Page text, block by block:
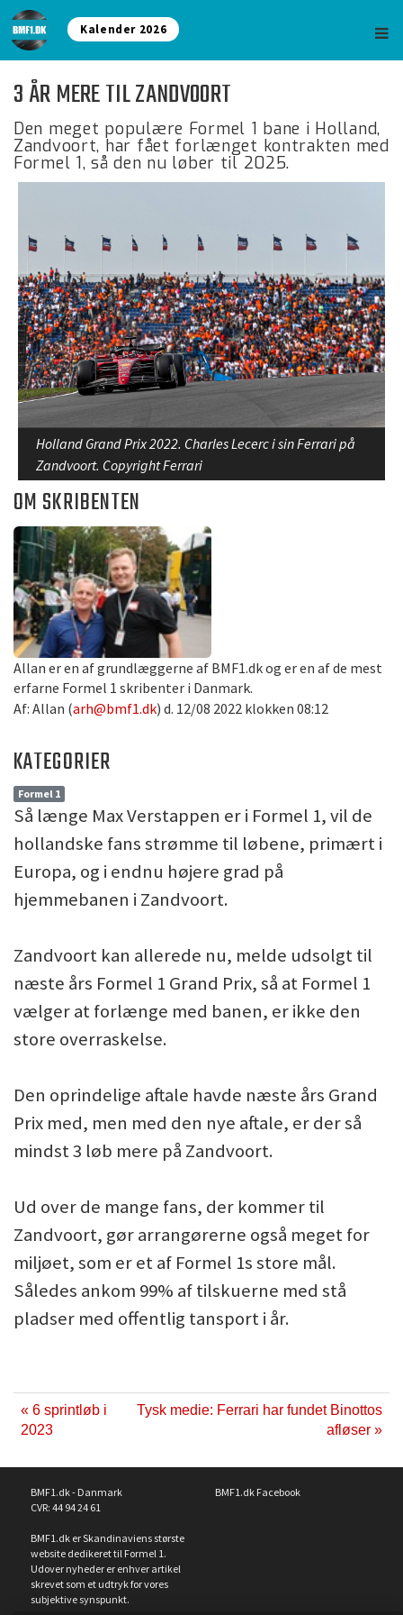
Kalender 2026
3 ÅR MERE TIL ZANDVOORT
Den meget populære Formel 1 bane i Holland,
Zandvoort, har fået forlænget kontrakten med
Formel 1, så den nu løber til 2025.
Holland Grand Prix 2022. Charles Lecerc i sin Ferrari på
Zandvoort. Copyright Ferrari
OM SKRIBENTEN
Allan er en af grundlæggerne af BMF1.dk og er en af de mest
erfarne Formel 1 skribenter i Danmark.
Af: Allan (arh@bmf1.dk) d. 12/08 2022 klokken 08:12
KATEGORIER
Formel 1
Så længe Max Verstappen er i Formel 1, vil de
hollandske fans strømme til løbene, primært i
Europa, og i endnu højere grad på
hjemmebanen i Zandvoort.
Zandvoort kan allerede nu, melde udsolgt til
næste års Formel 1 Grand Prix, så at Formel 1
vælger at forlænge med banen, er ikke den
store overraskelse.
Den oprindelige aftale havde næste års Grand
Prix med, men med den nye aftale, er der så
mindst 3 løb mere på Zandvoort.
Ud over de mange fans, der kommer til
Zandvoort, gør arrangørerne også meget for
miljøet, som er et af Formel 1s store mål.
Således ankom 99% af tilskuerne med stå
pladser med offentlig tansport i år.
« 6 sprintløb i
2023
Tysk medie: Ferrari har fundet Binottos
afløser »
BMF1.dk - Danmark
CVR: 44 94 24 61
BMF1.dk er Skandinaviens største
website dedikeret til Formel 1.
Udover nyheder er enhver artikel
skrevet som et udtryk for vores
subjektive synspunkt.
BMF1.dk Facebook